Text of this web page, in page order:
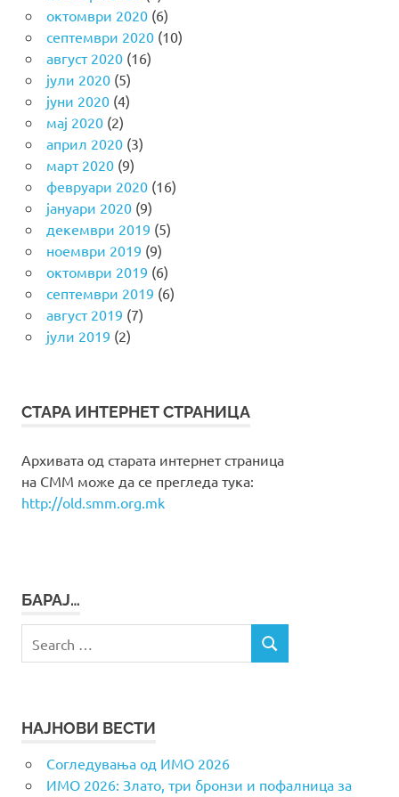
октомври 2020(6)
септември 2020(10)
август 2020(16)
јули 2020(5)
јуни 2020(4)
мај 2020(2)
април 2020(3)
март 2020(9)
февруари 2020(16)
јануари 2020(9)
декември 2019 (5)
ноември 2019 (9)
октомври 2019 (6)
септември 2019 (6)
август 2019 (7)
јули 2019 (2)
СТАРА ИНТЕРНЕТ СТРАНИЦА
Архивата од старата интернет страница
на СММ може да се прегледа тука:
http://old.smm.org.mk
БАРАЈ…
for:
SEARCH
НАЈНОВИ ВЕСТИ
Согледувања од ИМО 2026
ИМО 2026: Злато, три бронзи и пофалница за